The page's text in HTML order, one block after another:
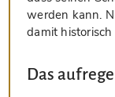
werden kann.
damit
Das